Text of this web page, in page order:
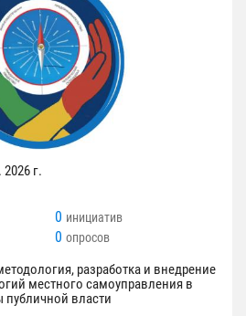
г.
0 инициатив
0 опросов
разработка и внедрение
местного самоуправления в
публичной власти